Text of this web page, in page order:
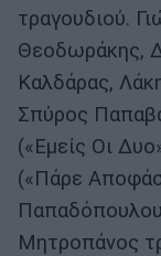
τραγουδιού.
Θεοδωράκης,
Καλδάρας,
Σπύρος
(«Εμείς Οι
(«Πάρε
Μητροπάνος